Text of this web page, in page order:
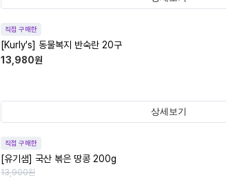
직접 구매한
[Kurly's] 동물복지 반숙란 20구
13,980원
상세보기
직접 구매한
[유기샘] 국산 볶은 땅콩 200g
13,900원